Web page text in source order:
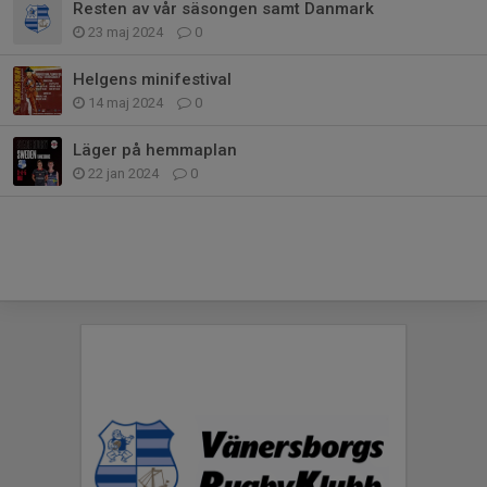
Resten av vår säsongen samt Danmark
23 maj 2024 0
Helgens minifestival
14 maj 2024 0
Läger på hemmaplan
22 jan 2024 0